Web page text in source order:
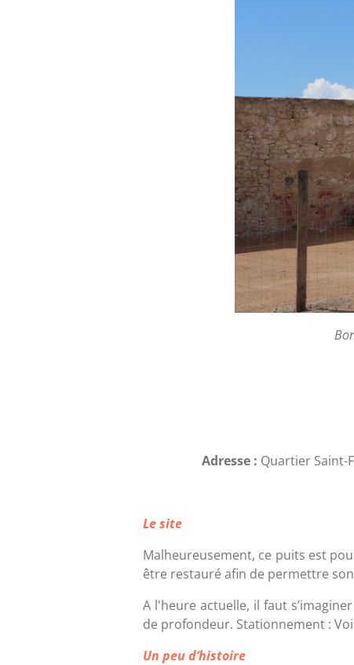
Adresse : Quartier Saint-
Le site
Malheureusement, ce puits est
être restauré afin de permettre
A l'heure actuelle, il faut
de profondeur. Stationnement :
Un peu d’histoire